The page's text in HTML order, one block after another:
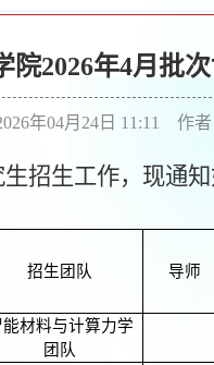
院2026年4月批
年04月24日 11:11 作
招生工作，现通知
招生团队 导师
能材料与计算力学
团队